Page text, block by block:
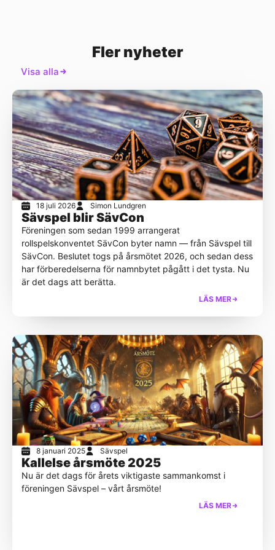
Fler nyheter
Visa alla
18 juli 2026 Simon Lundgren
Sävspel blir SävCon
Föreningen som sedan 1999 arrangerat
rollspelskonventet SävCon byter namn — från Sävspel till
SävCon. Beslutet togs på årsmötet 2026, och sedan dess
har förberedelserna för namnbytet pågått i det tysta. Nu
är det dags att berätta.
LÄS MER
8 januari 2025 Sävspel
Kallelse årsmöte 2025
Nu är det dags för årets viktigaste sammankomst i
föreningen Sävspel – vårt årsmöte!
LÄS MER